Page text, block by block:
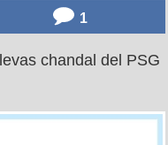
1
chandal del PSG